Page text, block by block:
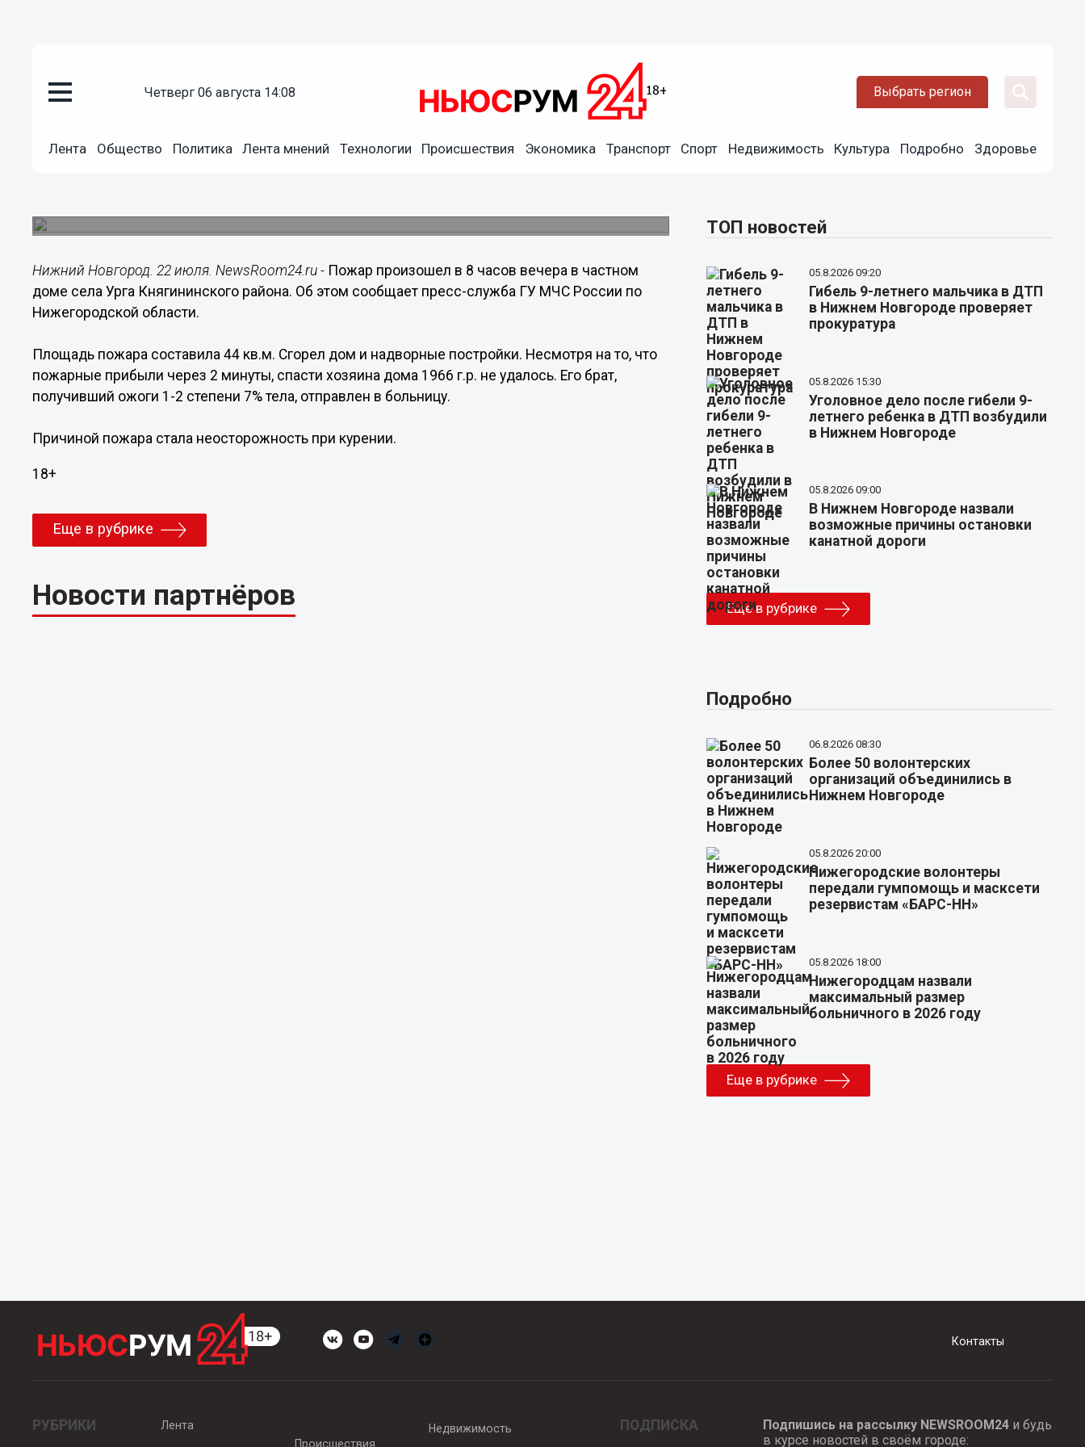
четверг 06 августа 14:08 Выбрать регион
Лента Общество Политика Лента мнений Технологии Происшествия Экономика Транспорт Спорт Недвижимость Культура Подробно Здоровье
49-летний мужчина погиб на пожаре в Нижегородской
Нижний Новгород. 22 июля. NewsRoom24.ru - Пожар произошел в 8 часов вечера в частном
доме села Урга Княгининского района. Об этом сообщает пресс-служба ГУ МЧС России по
Нижегородской области.
Площадь пожара составила 44 кв.м. Сгорел дом и надворные постройки. Несмотря на то, что
пожарные прибыли через 2 минуты, спасти хозяина дома 1966 г.р. не удалось. Его брат,
получивший ожоги 1-2 степени 7% тела, отправлен в больницу.
Причиной пожара стала неосторожность при курении.
18+
Еще в рубрике
Новости партнёров
ТОП новостей
05.8.2026 09:20
Гибель 9-летнего мальчика в ДТП
в Нижнем Новгороде проверяет
прокуратура
05.8.2026 15:30
Уголовное дело после гибели 9-
летнего ребенка в ДТП возбудили
в Нижнем Новгороде
05.8.2026 09:00
В Нижнем Новгороде назвали
возможные причины остановки
канатной дороги
Еще в рубрике
Подробно
06.8.2026 08:30
Более 50 волонтерских
организаций объединились в
Нижнем Новгороде
05.8.2026 20:00
Нижегородские волонтеры
передали гумпомощь и масксети
резервистам «БАРС-НН»
05.8.2026 18:00
Нижегородцам назвали
максимальный размер
больничного в 2026 году
Еще в рубрике
Контакты
РУБРИКИ
Лента
Происшествия
Недвижимость ПОДПИСКА Подпишись на рассылку NEWSROOM24и будь
в курсе новостей в своём городе: